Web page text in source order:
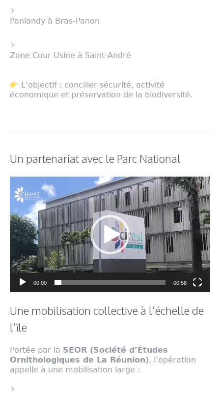
Paniandy à Bras-Panon
Zone Cour Usine à Saint-André
L’objectif : concilier sécurité, activité
économique et préservation de la biodiversité.
Un partenariat avec le Parc National
vidéo
00:00 00:58
Une mobilisation collective à l’échelle de
l’île
Portée par la SEOR (Société d’Études
Ornithologiques de La Réunion), l’opération
appelle à une mobilisation large :